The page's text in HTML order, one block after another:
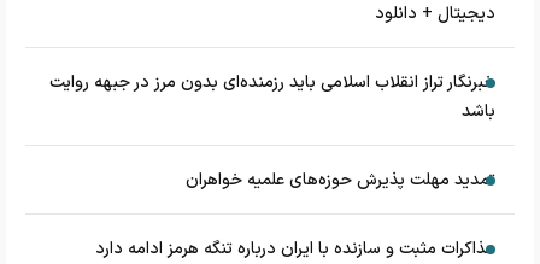
دیجیتال + دانلود
خبرنگار تراز انقلاب اسلامی باید رزمنده‌ای بدون مرز در جبهه روایت
باشد
تمدید مهلت پذیرش حوزه‌های علمیه خواهران
مذاکرات مثبت و سازنده با ایران درباره تنگه هرمز ادامه دارد